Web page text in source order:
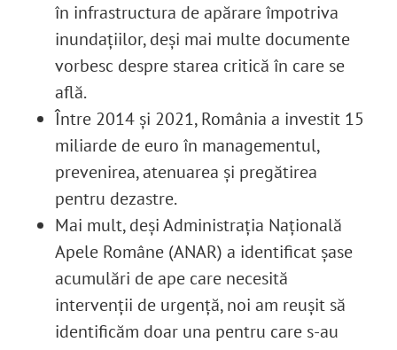
în infrastructura de apărare împotriva
inundațiilor, deși mai multe documente
vorbesc despre starea critică în care se
află.
Între 2014 și 2021, România a investit 15
miliarde de euro în managementul,
prevenirea, atenuarea și pregătirea
pentru dezastre.
Mai mult, deși Administrația Națională
Apele Române (ANAR) a identificat șase
acumulări de ape care necesită
intervenții de urgență, noi am reușit să
identificăm doar una pentru care s-au